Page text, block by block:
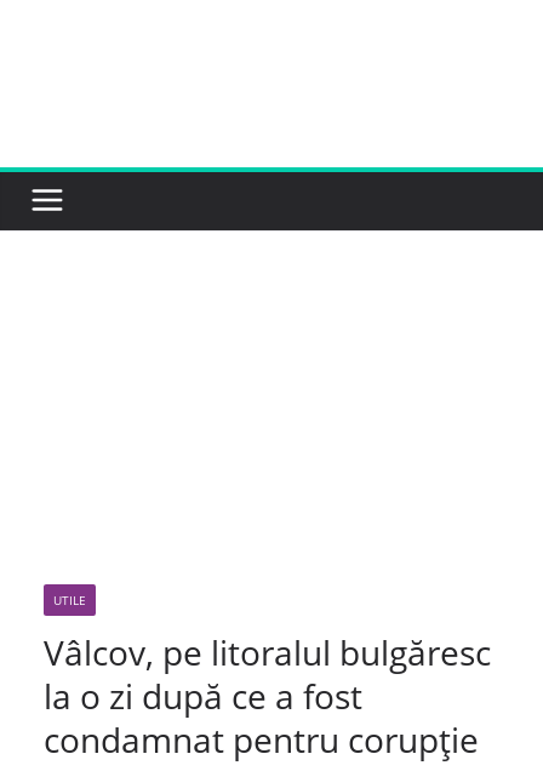
UTILE
Vâlcov, pe litoralul bulgăresc
la o zi după ce a fost
condamnat pentru corupție